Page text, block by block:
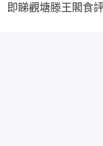
即睇觀塘滕王閣食評